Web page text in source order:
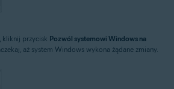
kliknij przycisk Pozwól systemowi Windows na
aż system Windows wykona żądane zmiany.